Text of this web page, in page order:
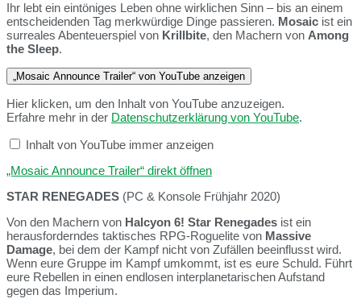
Ihr lebt ein eintöniges Leben ohne wirklichen Sinn – bis an einem
entscheidenden Tag merkwürdige Dinge passieren. Mosaic ist ein
surreales Abenteuerspiel von Krillbite, den Machern von Among
the Sleep.
„Mosaic Announce Trailer“ von YouTube anzeigen
Hier klicken, um den Inhalt von YouTube anzuzeigen.
Erfahre mehr in der Datenschutzerklärung von YouTube.
Inhalt von YouTube immer anzeigen
„Mosaic Announce Trailer“ direkt öffnen
STAR RENEGADES (PC & Konsole Frühjahr 2020)
Von den Machern von Halcyon 6! Star Renegades ist ein
herausforderndes taktisches RPG-Roguelite von Massive
Damage, bei dem der Kampf nicht von Zufällen beeinflusst wird.
Wenn eure Gruppe im Kampf umkommt, ist es eure Schuld. Führt
eure Rebellen in einen endlosen interplanetarischen Aufstand
gegen das Imperium.